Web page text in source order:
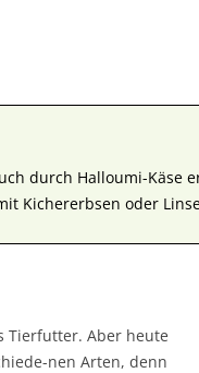
durch Halloumi-Käse
Kichererbsen oder
Tierfutter. Aber heute
nen Arten, denn